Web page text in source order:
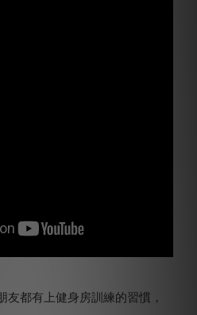
友都有上健身房訓練的習慣，